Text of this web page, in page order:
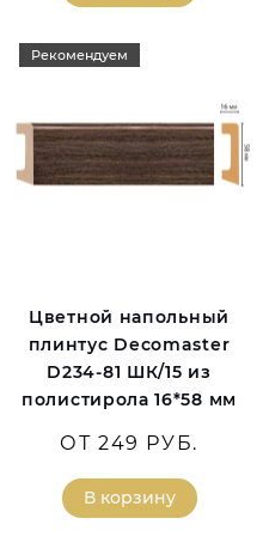
Рекомендуем
Цветной напольный
плинтус Decomaster
D234-81 ШК/15 из
полистирола 16*58 мм
ОТ 249 РУБ.
В корзину